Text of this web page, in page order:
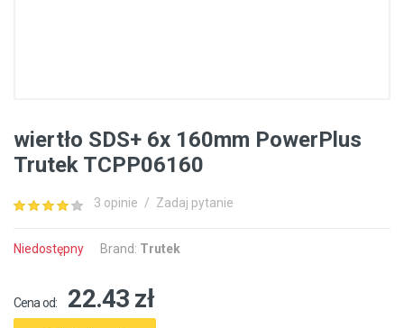
wiertło SDS+ 6x 160mm PowerPlus
Trutek TCPP06160
3 opinie / Zadaj pytanie
Niedostępny Brand: Trutek
Cena od: 22.43 zł